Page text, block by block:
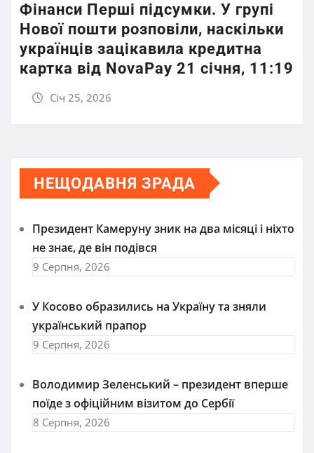
Фінанси Перші підсумки. У групі
Нової пошти розповіли, наскільки
українців зацікавила кредитна
картка від NovaPay 21 січня, 11:19
Січ 25, 2026
НЕЩОДАВНЯ ЗРАДА
Президент Камеруну зник на два місяці і ніхто
не знає, де він подівся
9 Серпня, 2026
У Косово образились на Україну та зняли
український прапор
9 Серпня, 2026
Володимир Зеленський – президент вперше
поїде з офіційним візитом до Сербії
8 Серпня, 2026